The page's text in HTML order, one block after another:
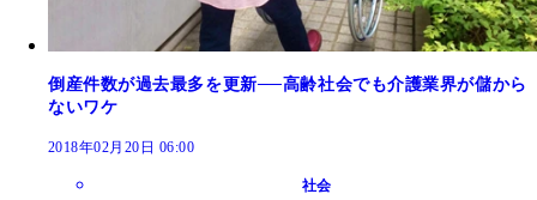
倒産件数が過去最多を更新──高齢社会でも介護業界が儲から
ないワケ
2018年02月20日 06:00
社会